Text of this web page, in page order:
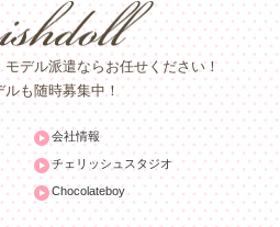
デル派遣ならお任せください！
ルも随時募集中！
会社情報
チェリッシュスタジオ
Chocolateboy